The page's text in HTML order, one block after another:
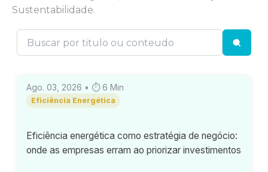
Sustentabilidade.
Ago. 03, 2026 • ⏱ 6 Min
Eficiência Energética
Eficiência energética como estratégia de negócio:
onde as empresas erram ao priorizar investimentos